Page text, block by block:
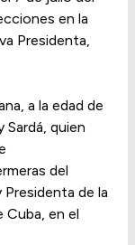
en la
Presidenta,
a la edad de
Sardá, quien
del
de la
Cuba, en el